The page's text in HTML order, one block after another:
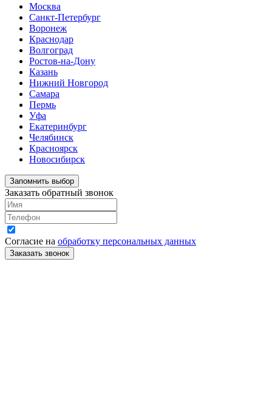
Москва
Санкт-Петербург
Воронеж
Краснодар
Волгоград
Ростов-на-Дону
Казань
Нижний Новгород
Самара
Пермь
Уфа
Екатеринбург
Челябинск
Красноярск
Новосибирск
Запомнить выбор
Заказать обратный звонок
Согласие на обработку персональных данных